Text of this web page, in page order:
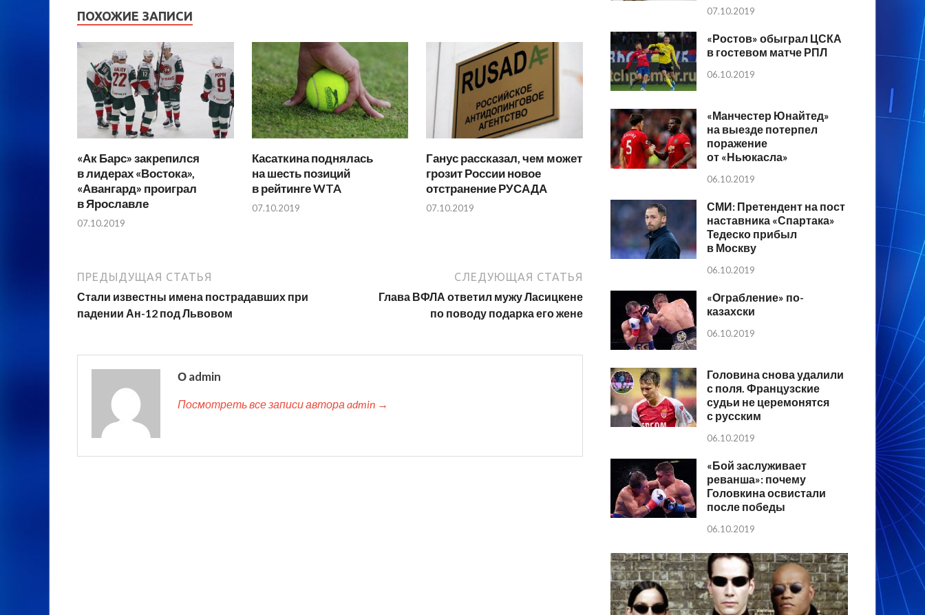
ПОХОЖИЕ ЗАПИСИ
«Ак Барс» закрепился
в лидерах «Востока»,
«Авангард» проиграл
в Ярославле
07.10.2019
Касаткина поднялась
на шесть позиций
в рейтинге WTA
07.10.2019
Ганус рассказал, чем может
грозит России новое
отстранение РУСАДА
07.10.2019
ПРЕДЫДУЩАЯ СТАТЬЯ
Стали известны имена пострадавших при
падении Ан-12 под Львовом
СЛЕДУЮЩАЯ СТАТЬЯ
Глава ВФЛА ответил мужу Ласицкене
по поводу подарка его жене
О admin
Посмотреть все записи автора admin →
07.10.2019
«Ростов» обыграл ЦСКА
в гостевом матче РПЛ
06.10.2019
«Манчестер Юнайтед»
на выезде потерпел
поражение
от «Ньюкасла»
06.10.2019
СМИ: Претендент на пост
наставника «Спартака»
Тедеско прибыл
в Москву
06.10.2019
«Ограбление» по-
казахски
06.10.2019
Головина снова удалили
с поля. Французские
судьи не церемонятся
с русским
06.10.2019
«Бой заслуживает
реванша»: почему
Головкина освистали
после победы
06.10.2019